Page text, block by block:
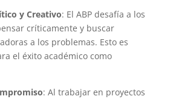
y Creativo: El ABP desafía a los
críticamente y buscar
a los problemas. Esto es
el éxito académico como
: Al trabajar en proyectos